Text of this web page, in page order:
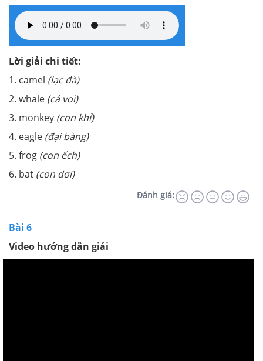
Lời giải chi tiết:
1. camel (lạc đà)
2. whale (cá voi)
3. monkey (con khỉ)
4. eagle (đại bàng)
5. frog (con ếch)
6. bat (con dơi)
Đánh giá:
Bài 6
Video hướng dẫn giải